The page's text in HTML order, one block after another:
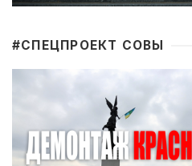
#CПЕЦПРОЕКТ СОВЫ